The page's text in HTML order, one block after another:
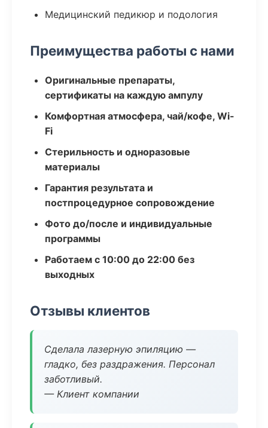
Медицинский педикюр и подология
Преимущества работы с нами
Оригинальные препараты,
сертификаты на каждую ампулу
Комфортная атмосфера, чай/кофе, Wi-
Fi
Стерильность и одноразовые
материалы
Гарантия результата и
постпроцедурное сопровождение
Фото до/после и индивидуальные
программы
Работаем с 10:00 до 22:00 без
выходных
Отзывы клиентов
Сделала лазерную эпиляцию —
гладко, без раздражения. Персонал
заботливый.
— Клиент компании